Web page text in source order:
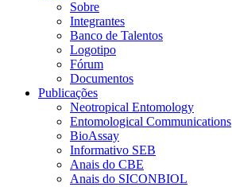
Sobre
Integrantes
Banco de Talentos
Logotipo
Fórum
Documentos
Publicações
Neotropical Entomology
Entomological Communications
BioAssay
Informativo SEB
Anais do CBE
Anais do SICONBIOL